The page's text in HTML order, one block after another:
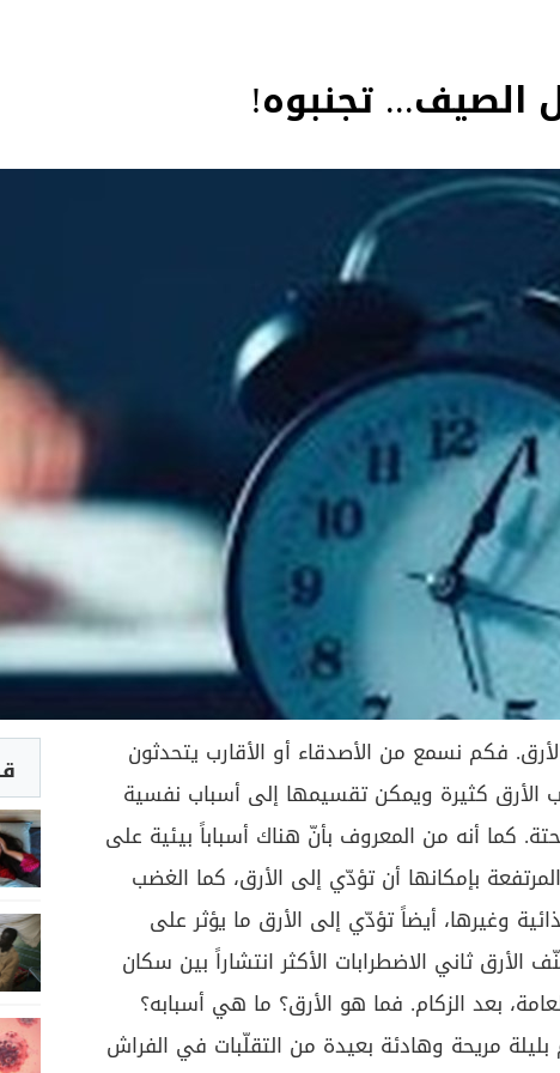
الصيف... تجنبوه!
فكم نسمع من الأصدقاء أو الأقارب يتحدثون
الأرق كثيرة ويمكن تقسيمها إلى أسباب نفسية
كما أنه من المعروف بأنّ هناك أسباباً بيئية على
بإمكانها أن تؤدّي إلى الأرق، كما الغضب
وغيرها، أيضاً تؤدّي إلى الأرق ما يؤثر على
الأرق ثاني الاضطرابات الأكثر انتشاراً بين سكان
بعد الزكام. فما هو الأرق؟ ما هي أسبابه؟
مريحة وهادئة بعيدة من التقلّبات في الفراش